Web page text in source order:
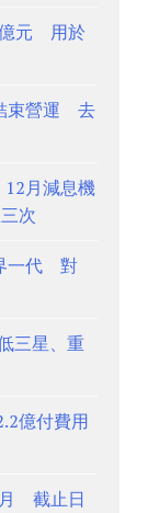
億元 用於
束營運 去
月減息機
次
一代 對
三星、重
億付費用
月 截止日